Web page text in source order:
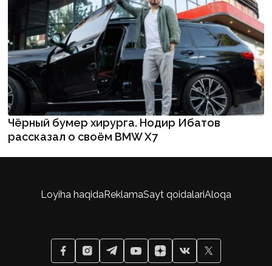
Чёрный бумер хирурга. Нодир Ибатов
рассказал о своём BMW X7
Loyiha haqidaReklamaSayt qoidalariAloqa